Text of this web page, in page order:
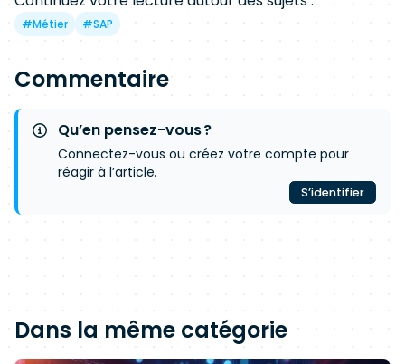
#Métier #SAP
Commentaire
Qu’en pensez-vous ?
Connectez-vous ou créez votre compte pour
réagir à l’article.
S’identifier
Dans la même catégorie